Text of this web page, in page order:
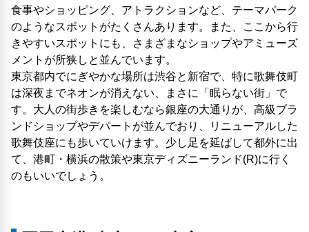
食事やショッピング、アトラクションなど、テーマパーク
のようなスポットがたくさんあります。また、ここから行
きやすいスポットにも、さまざまなショップやアミューズ
メントが所狭しと並んでいます。
東京都内でにぎやかな場所は渋谷と新宿で、特に歌舞伎町
は深夜までネオンが消えない、まさに「眠らない​街」で
す。大人の街歩きを楽しむなら銀座の大通りが、高級ブラ
ンドショップやデパートが並んでおり、リニューアルした
歌舞伎座にも歩いていけます。少し足を延ばして都外に出
て、港町・横浜の散策や東京ディズニーランド(R)に行く
のもいいでしょう。